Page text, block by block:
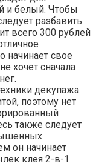
и белый. Чтобы
разбавить
всего 300 рублей
начинает свое
хочет сначала
декупажа.
поэтому нет
также следует
он начинает
клея 2-в-1